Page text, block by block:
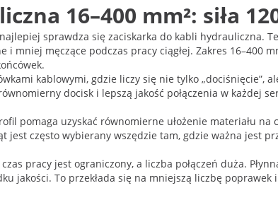
16–400 mm²: siła
sprawdza się zaciskarka do kabli hydrauliczna.
mniej męczące podczas pracy ciągłej. Zakres 16–400
kablowymi, gdzie liczy się nie tylko „dociśnięcie”,
docisk i lepszą jakość połączenia w każdej
pomaga uzyskać równomierne ułożenie materiału
jest często wybierany wszędzie tam, gdzie ważna jest
pracy jest ograniczony, a liczba połączeń duża.
jakości. To przekłada się na mniejszą liczbę